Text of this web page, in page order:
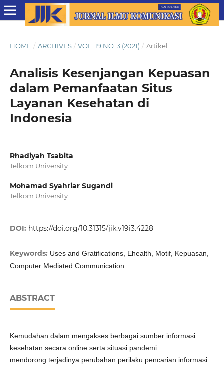
HOME / ARCHIVES / VOL. 19 NO. 3 (2021) / Artikel
Analisis Kesenjangan Kepuasan
dalam Pemanfaatan Situs
Layanan Kesehatan di
Indonesia
Rhadiyah Tsabita
Telkom University
Mohamad Syahriar Sugandi
Telkom University
DOI: https://doi.org/10.31315/jik.v19i3.4228
Keywords: Uses and Gratifications, Ehealth, Motif, Kepuasan,
Computer Mediated Communication
ABSTRACT
Kemudahan dalam mengakses berbagai sumber informasi
kesehatan secara online serta situasi pandemi
mendorong terjadinya perubahan perilaku pencarian informasi